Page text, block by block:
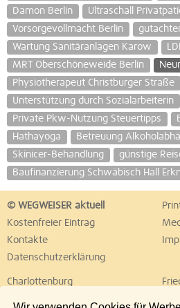
Damon Berlin
Ultraschall
Vorsorgevollmacht Berlin
Wartung Sanitäranlagen Karow
MRT Oberschöneweide Berlin
Physiotherapeut Christburger Straße
Unterstützung durch Sozialarbeiterin
Private Pkw-Nutzung Steuertipps
Hathayoga
Betreuung
Skinicer-Behandlung
günstige
Baufinanzierung Schwäbisch Hall
© WEGWEISER aktuell
Kostenfreier Eintrag
Kontakte
Datenschutzerklärung
Charlottenburg